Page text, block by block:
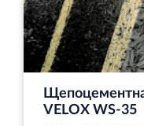
VELOX WS‐35